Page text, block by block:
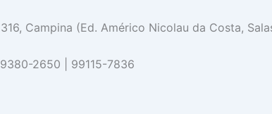
Campina (Ed. Américo Nicolau da Costa,
2650 | 99115-7836